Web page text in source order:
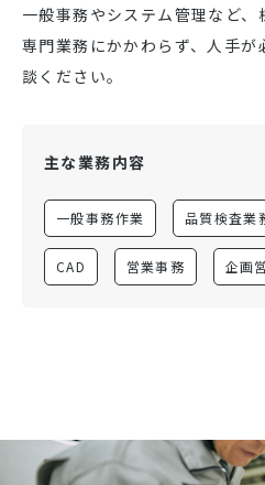
一般事務やシステム管理など、
専門業務にかかわらず、人手
談ください。
主な業務内容
一般事務作業 品質検査業
CAD 営業事務 企画